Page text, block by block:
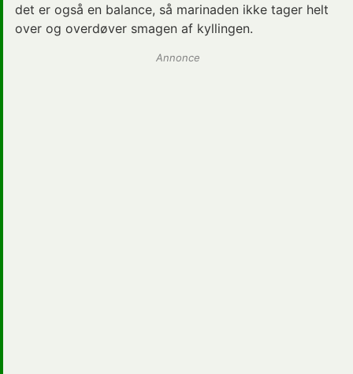
det er også en balance, så marinaden ikke tager helt
over og overdøver smagen af kyllingen.
Annonce